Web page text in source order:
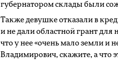
губернатором склады были
Также девушке отказали в
и не дали областной грант
что у нее «очень мало земли и
Владимирович, скажите, а что